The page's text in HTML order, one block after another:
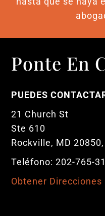
Ponte En
PUEDES
21 Church St
Ste 610
Rockville, MD
Teléfono: 202-765-
Obtener Direcciones